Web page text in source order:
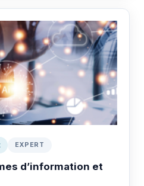
EXPERT
d’information et